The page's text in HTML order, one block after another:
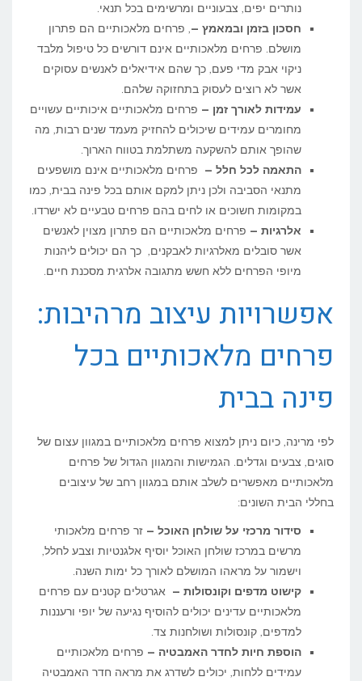
נותרים יפים, צבעוניים ומרשימים בכל תנאי.
חסכון בזמן ובמאמץ – , פרחים מלאכותיים הם פתרון
מושלם. פרחים מלאכותיים אינם דורשים כל טיפול מלבד
ניקוי אבק מדי פעם, כך שהם אידיאלים לאנשים עסוקים
אשר לא רוצים לעסוק בתחזוקה שלהם.
עמידות לאורך זמן – פרחים מלאכותיים איכותיים עשויים
מחומרים עמידים שיכולים להחזיק מעמד שנים רבות, מה
שהופך אותם להשקעה משתלמת בטווח הארוך.
התאמה לכל חלל –
פרחים מלאכותיים אינם מושפעים
מתנאי הסביבה ולכן ניתן למקם אותם בכל פינה בבית, כמו
במקומות חשוכים או לחים בהם פרחים טבעיים לא ישרדו.
אלרגיות – פרחים מלאכותיים הם פתרון מצוין לאנשים
אשר סובלים מאלרגיות לאבקנים, כך הם יכולים ליהנות
מיופי הפרחים ללא חשש מתגובה אלרגית מסכנת חיים.
אפשרויות עיצוב מרהיבות:
פרחים מלאכותיים בכל
פינה בבית
לפי מרינה, כיום ניתן למצוא פרחים מלאכותיים במגוון עצום של
סוגים, צבעים וגדלים. הגמישות והמגוון הגדול של פרחים
מלאכותיים מאפשרים לשלב אותם במגוון רחב של עיצובים
בחללי הבית השונים:
סידור מרכזי על שולחן האוכל – זר פרחים מלאכותי
מרשים במרכז שולחן האוכל יוסיף אלגנטיות וצבע לחלל,
וישמור על מראהו המושלם לאורך כל ימות השנה.
קישוט מדפים וקונסולות –
אגרטלים קטנים עם פרחים
מלאכותיים עדינים יכולים להוסיף נגיעה של יופי ורעננות
למדפים, קונסולות ושולחנות צד.
הוספת חיות לחדר האמבטיה – פרחים מלאכותיים
עמידים ללחות, יכולים לשדרג את מראה חדר האמבטיה